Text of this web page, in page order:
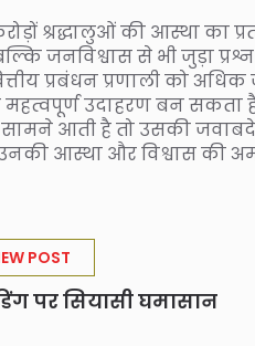
श्रद्धालुओं की आस्था का
जनविश्वास से भी जुड़ा
प्रबंधन प्रणाली को
उदाहरण बन सकता
आती है तो उसकी
आस्था और विश्वास की
POST
पर सियासी घमासान